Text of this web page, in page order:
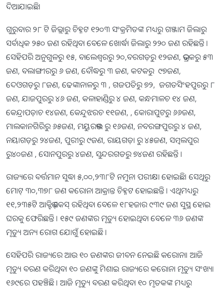
ଦିଆଯାଇଛି।
ଗୁରୁବାର ୨୮ ଟି ଜିଲ୍ଲାରୁ ଚିହ୍ନଟ ୧୨୦୩ ସଂକ୍ରମିତଙ୍କ ମଧ୍ୟରୁ ଗଞ୍ଜାମ ଜିଲାରୁ
ସର୍ବାଧିକ ୨୫୦ ଜଣ ରହିଥିବା ବେଳେ ଖୋର୍ଦ୍ଧା ଜିଲାରୁ ୨୨୦ ଜଣ ରହିଛନ୍ତି ।
ସେହିପରି ଅନୁଗୁଳରୁ ୧୫, ବାଲେଶ୍ୱରରୁ ୨୦,ବରଗଡ଼ରୁ ୧୨ଜଣ, ଭଦ୍ରକରୁ ୫୩
ଜଣ, ବଲାଙ୍ଗୀରରୁ ୬ ଜଣ, ବୌଦ୍ଧରୁ ୩ ଜଣ, କଟକରୁ ୯୭ଜଣ,
ଦେଓଗଡ଼ରୁ ୮ଜଣ, ଢେଙ୍କାନାଳରୁ ୩ , ଗଜପତିରୁ ୭୨, ଜଗତସିଂହପୁରରୁ ୮
ଜଣ, ଯାଜପୁରରୁ ୪୬ ଜଣ, କଳାହାଣ୍ଡିରୁ ୪ ଜଣ, କନ୍ଧମାଳଚ ୧୪ ଜଣ,
କେନ୍ଦ୍ରାପଡ଼ାଚ ୧୪ଜଣ, କେନ୍ଦୁଝରଚ ୧୧ଜଣ, , କୋରାପୁଟରୁ ୬୬ଜଣ,
ମାଲକାନଗିରିରୁ ୬୫ଜଣ, ମୟୁରଭଞ୍ଜ ରୁ ୧୬ଜଣ, ନବରଙ୍ଗପୁରରୁ ୪ ଜଣ,
ନୟାଗଡ଼ରୁ ୨୪ଜଣ, ପୁରୀରୁ ୯ଜଣ, ରାୟଗଡ଼ା ରୁ ୪୫ଜଣ, ସମ୍ବଲପୁର
ରୁ୪୦ଜଣ , ସୋନପୁରରୁ ୪ଜଣ, ସୁନ୍ଦରଗଡରୁ ୭୪ଜଣ ରହିଛନ୍ତି ।
ରାଜ୍ୟରେ ବର୍ତ୍ତମାନ ସୁଦ୍ଧା ୫,୦୦,୨୩୮ଟି ନମୁନା ପରୀକ୍ଷା ହୋଇଛି। ସେଥିରୁ
ମୋଟ୍ ୩୦,୩୭୮ ଜଣ କରୋନା ଆକ୍ରାନ୍ତ ଚିହ୍ନଟ ହୋଇଛନ୍ତି । ଏଥିମଧ୍ୟରୁ
୧୧,୨୩୫ଟି ଆକ୍ଟିଭ୍‌ କେସ୍‌ ରହିଥିବା ବେଳେ ୧୮ହଜାର ୯୩୯ ଜଣ ସୁସ୍ଥ ହୋଇ
ଘରକୁ ଫେରିଛନ୍ତି । ୧୫୯ ଜଣଙ୍କର ମୃତ୍ୟୁ ହୋଇଥିବା ବେଳେ ୩୬ ଜଣଙ୍କ
ମୃତ୍ୟୁ ଅନ୍ୟ ରୋଗ ଯୋଗୁଁ ହୋଇଛି ।
ସେହିପରି ରାଜ୍ୟରେ ଆଉ ୧୦ ଜଣଙ୍କର ଜୀବନ ନେଇଛି କରୋନା। ଆଜି
ମୃତ୍ୟୁ ବରଣ କରିଥିବା ୧୦ ଜଣଙ୍କୁ ମିଶାଇ ରାଜ୍ୟରେ କରୋନା ମୃତ୍ୟୁ ସଂଖ୍ୟା
୧୬୯ରେ ପହଞ୍ଚିଛି । ଆଜି ମୃତ୍ୟୁ ବରଣ କରିଥିବା ୧୦ ମୃତକଙ୍କ ମଧ୍ୟରୁ